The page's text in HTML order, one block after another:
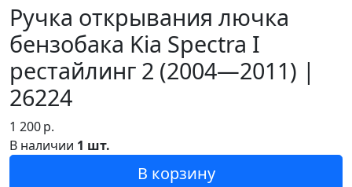
Ручка открывания лючка
бензобака Kia Spectra I
рестайлинг 2 (2004—2011) |
26224
1 200р.
В наличии 1 шт.
В корзину